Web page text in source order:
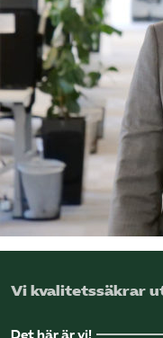
Bli medlem
Logga in på
Sök på
Vi kvalitetssäkrar
Det här är vi!